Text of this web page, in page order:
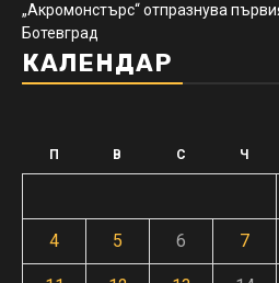
„Акромонстърс“ отпразнува
Ботевград
КАЛЕНДАР
П В С Ч
4 5 6 7